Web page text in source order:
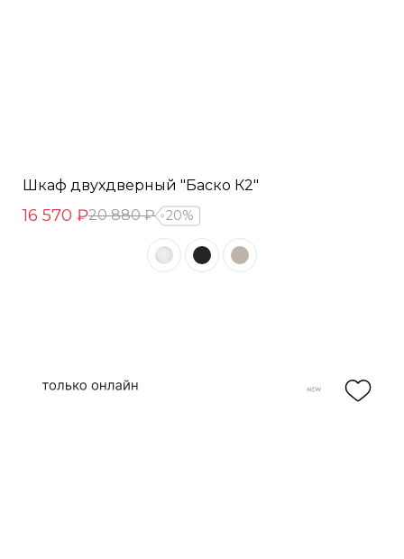
Шкаф двухдверный "Баско К2"
16 570 ₽20 880 ₽ 20%